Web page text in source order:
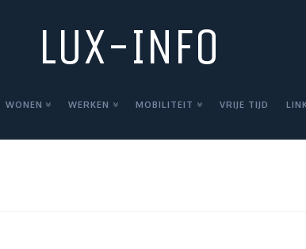
LUX-INFO
WONEN WERKEN MOBILITEIT VRIJE TIJD